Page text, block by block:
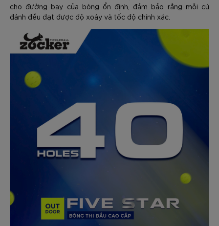
cho đường bay của bóng ổn định, đảm bảo rằng mỗi cú
đánh đều đạt được độ xoáy và tốc độ chính xác.